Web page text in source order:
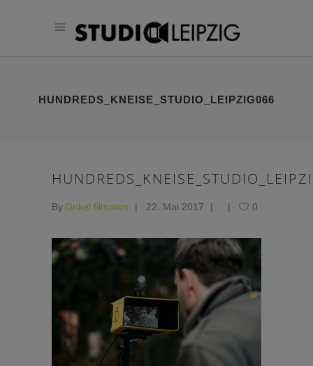
HUNDREDS_KNEISE_STUDIO_LEIPZIG066
ByOnkel filmaton 22. Mai 2017 0